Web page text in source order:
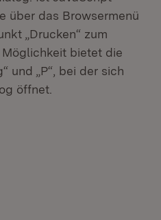
über das Browsermenü
„Drucken“ zum
bietet die
und „P“, bei der sich
öffnet.